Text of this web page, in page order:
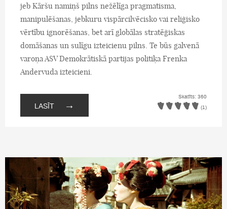
jeb Kāršu namiņš pilns nežēlīga pragmatisma,
manipulēšanas, jebkuru vispārcilvēcisko vai reliģisko
vērtību ignorēšanas, bet arī globālas stratēģiskas
domāšanas un sulīgu izteicienu pilns. Te būs galvenā
varoņa ASV Demokrātiskā partijas politiķa Frenka
Andervuda izteicieni.
LASĪT →
Skatīts: 360
(1)